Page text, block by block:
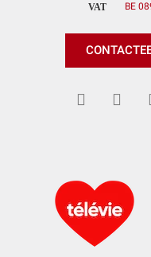
VAT
BE